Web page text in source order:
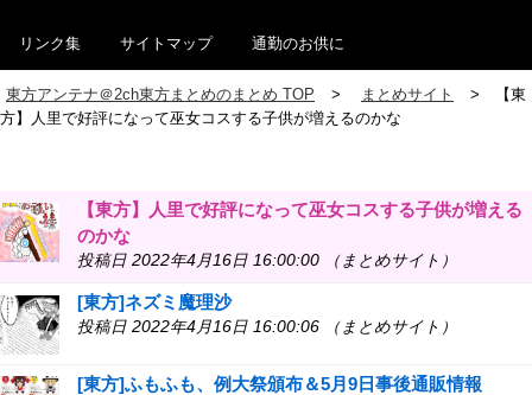
リンク集 サイトマップ 通勤のお供に
東方アンテナ＠2ch東方まとめのまとめ TOP まとめサイト
【東
方】人里で好評になって巫女コスする子供が増えるのかな
【東方】人里で好評になって巫女コスする子供が増える
のかな
投稿日 2022年4月16日 16:00:00 （まとめサイト）
[東方]ネズミ魔理沙
投稿日 2022年4月16日 16:00:06 （まとめサイト）
[東方]ふもふも、例大祭頒布＆5月9日事後通販情報